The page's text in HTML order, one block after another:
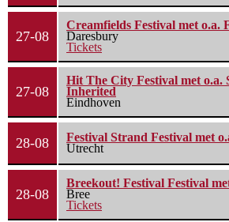
27-08
Creamfields Festival met o.a.
Daresbury
Tickets
27-08
Hit The City Festival met o.a.
Inherited
Eindhoven
28-08
Festival Strand Festival met
Utrecht
28-08
Breekout! Festival Festival
Bree
Tickets